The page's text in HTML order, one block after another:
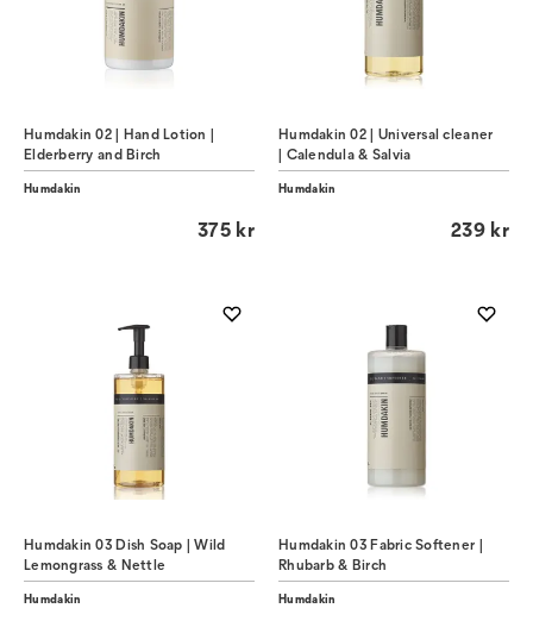
Humdakin 02 | Hand Lotion |
Elderberry and Birch
Humdakin
375 kr
Humdakin 02 | Universal cleaner
| Calendula & Salvia
Humdakin
239 kr
Humdakin 03 Dish Soap | Wild
Lemongrass & Nettle
Humdakin
Humdakin 03 Fabric Softener |
Rhubarb & Birch
Humdakin